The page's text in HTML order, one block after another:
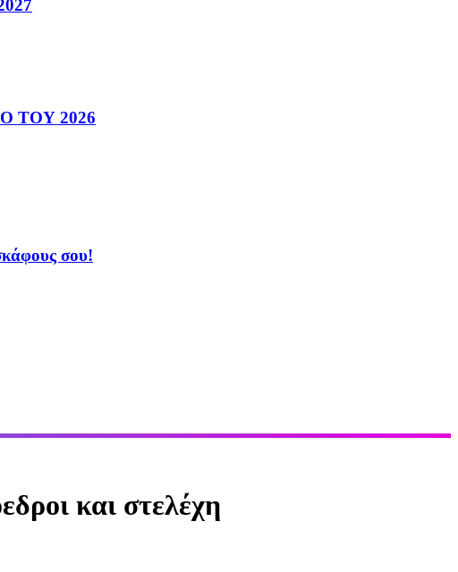
ΤΟΥ 2026
σου!
και στελέχη